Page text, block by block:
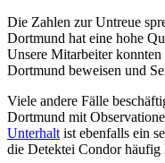
Die Zahlen zur Untreue
Dortmund hat eine hohe
Unsere Mitarbeiter
Dortmund beweisen und
Viele andere Fälle
Dortmund mit
Unterhalt ist ebenfalls ein
die Detektei Condor häufig